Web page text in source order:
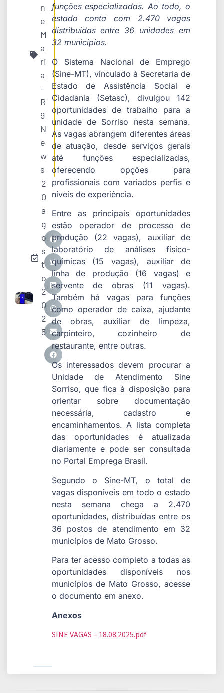
n
e
M
a
ri
a
-
R
9
N
e
w
s
2
0
a
g
o
s
t
o
2
0
2
5
funções especializadas. Ao todo, o
estado conta com 2.470 vagas
distribuídas entre 36 unidades em
32 municípios.
O Sistema Nacional de Emprego
(Sine-MT), vinculado à Secretaria de
Estado de Assistência Social e
Cidadania (Setasc), divulgou 142
oportunidades de trabalho para a
unidade de Sorriso nesta semana.
As vagas abrangem diferentes áreas
de atuação, desde serviços gerais
até funções especializadas,
oferecendo opções para
profissionais com variados perfis e
níveis de experiência.
Entre as principais oportunidades
estão operador de processo de
produção (22 vagas), auxiliar de
laboratório de análises físico-
químicas (15 vagas), auxiliar de
linha de produção (16 vagas) e
servente de obras (11 vagas).
Também há vagas para funções
como operador de caixa, ajudante
de obras, auxiliar de limpeza,
carpinteiro, cozinheiro de
restaurante, entre outras.
Os interessados devem procurar a
Unidade de Atendimento Sine
Sorriso, que fica à disposição para
orientar sobre documentação
necessária, cadastro e
encaminhamentos. A lista completa
das oportunidades é atualizada
diariamente e pode ser consultada
no Portal Emprega Brasil.
Segundo o Sine-MT, o total de
vagas disponíveis em todo o estado
nesta semana chega a 2.470
oportunidades, distribuídas entre os
36 postos de atendimento em 32
municípios de Mato Grosso.
Para ter acesso completo a todas as
oportunidades disponíveis nos
municípios de Mato Grosso, acesse
o documento em anexo.
Anexos
SINE VAGAS – 18.08.2025.pdf